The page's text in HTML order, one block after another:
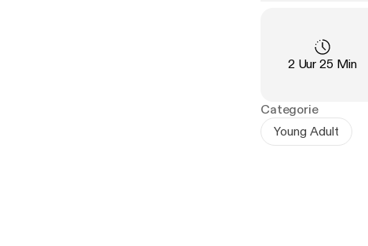
Duur:
2 Uur 25 Min
Categorie
Young Adult